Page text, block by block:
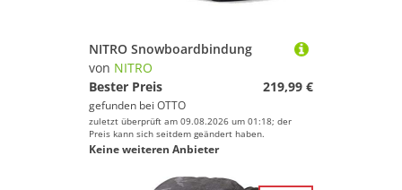
NITRO Snowboardbindung
von NITRO
Bester Preis
219,99 €
gefunden bei OTTO
zuletzt überprüft am 09.08.2026 um 01:18; der
Preis kann sich seitdem geändert haben.
Keine weiteren Anbieter